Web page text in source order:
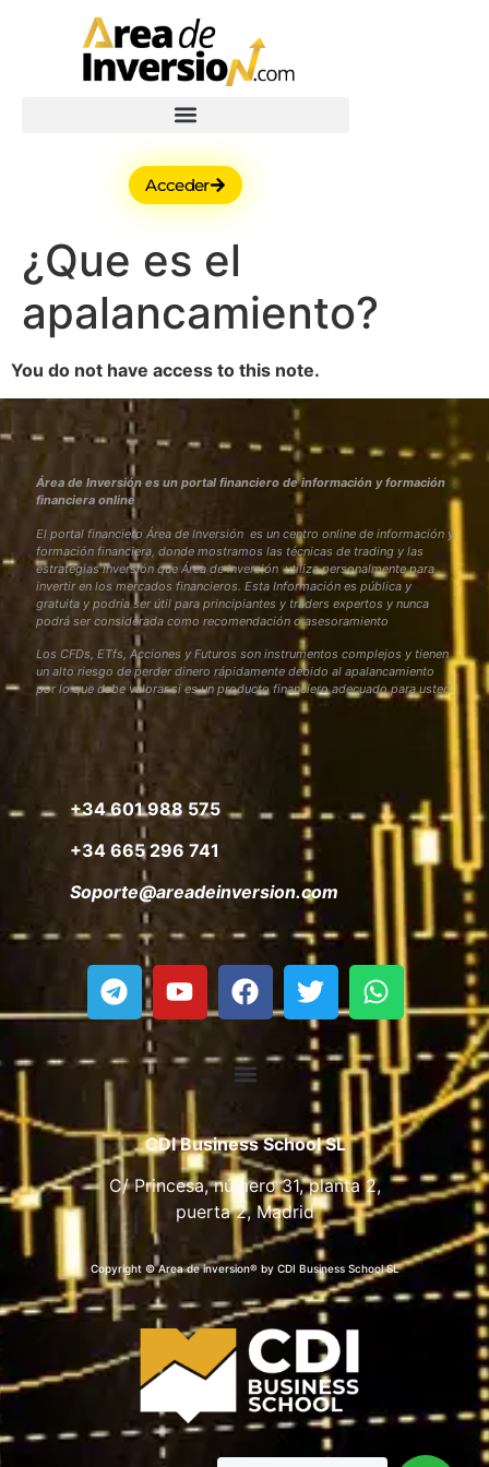
Acceder
¿Que es el
apalancamiento?
You do not have access to this note.
Área de Inversión es un portal financiero de información y formación
financiera online
El portal financiero Área de Inversión es un centro online de información y
formación financiera, donde mostramos las técnicas de trading y las
estrategias inversión que Área de Inversión utiliza personalmente para
invertir en los mercados financieros. Esta Información es pública y
gratuita y podría ser útil para principiantes y traders expertos y nunca
podrá ser considerada como recomendación o asesoramiento
Los CFDs, ETfs, Acciones y Futuros son instrumentos complejos y tienen
un alto riesgo de perder dinero rápidamente debido al apalancamiento
por lo que debe valorar si es un producto financiero adecuado para usted
+34 601 988 575
+34 665 296 741
Soporte@areadeinversion.com
CDI Business School SL
C/ Princesa, número 31, planta 2,
puerta 2, Madrid
Copyright © Area de inversion® by CDI Business School SL